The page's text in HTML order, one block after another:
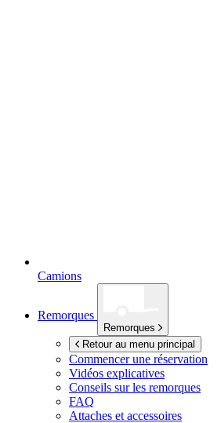
Camions
Remorques
Remorques
Retour au menu principal
Commencer une réservation
Vidéos explicatives
Conseils sur les remorques
FAQ
Attaches et accessoires